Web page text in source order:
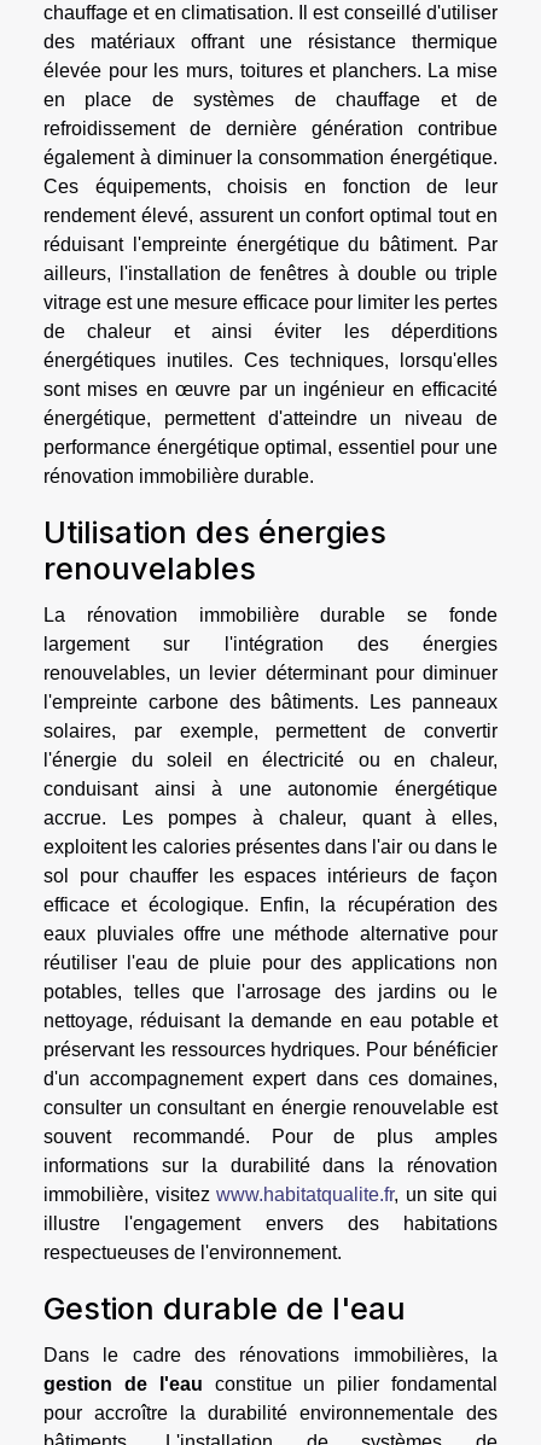
chauffage et en climatisation. Il est conseillé d'utiliser
des matériaux offrant une résistance thermique
élevée pour les murs, toitures et planchers. La mise
en place de systèmes de chauffage et de
refroidissement de dernière génération contribue
également à diminuer la consommation énergétique.
Ces équipements, choisis en fonction de leur
rendement élevé, assurent un confort optimal tout en
réduisant l'empreinte énergétique du bâtiment. Par
ailleurs, l'installation de fenêtres à double ou triple
vitrage est une mesure efficace pour limiter les pertes
de chaleur et ainsi éviter les déperditions
énergétiques inutiles. Ces techniques, lorsqu'elles
sont mises en œuvre par un ingénieur en efficacité
énergétique, permettent d'atteindre un niveau de
performance énergétique optimal, essentiel pour une
rénovation immobilière durable.
Utilisation des énergies
renouvelables
La rénovation immobilière durable se fonde
largement sur l'intégration des énergies
renouvelables, un levier déterminant pour diminuer
l'empreinte carbone des bâtiments. Les panneaux
solaires, par exemple, permettent de convertir
l'énergie du soleil en électricité ou en chaleur,
conduisant ainsi à une autonomie énergétique
accrue. Les pompes à chaleur, quant à elles,
exploitent les calories présentes dans l'air ou dans le
sol pour chauffer les espaces intérieurs de façon
efficace et écologique. Enfin, la récupération des
eaux pluviales offre une méthode alternative pour
réutiliser l'eau de pluie pour des applications non
potables, telles que l'arrosage des jardins ou le
nettoyage, réduisant la demande en eau potable et
préservant les ressources hydriques. Pour bénéficier
d'un accompagnement expert dans ces domaines,
consulter un consultant en énergie renouvelable est
souvent recommandé. Pour de plus amples
informations sur la durabilité dans la rénovation
immobilière, visitezwww.habitatqualite.fr, un site qui
illustre l'engagement envers des habitations
respectueuses de l'environnement.
Gestion durable de l'eau
Dans le cadre des rénovations immobilières, la
gestion de l'eau constitue un pilier fondamental
pour accroître la durabilité environnementale des